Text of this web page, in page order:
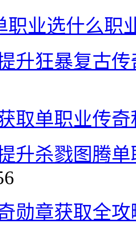
职业选什么职
升狂暴复古
取单职业传奇
升杀戮图腾
勋章获取全攻